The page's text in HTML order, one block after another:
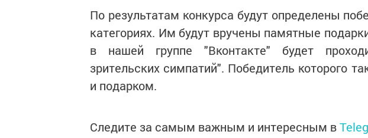
По результатам конкурса будут определены
категориях. Им будут вручены памятные
в нашей группе "Вконтакте" будет
зрительских симпатий". Победитель которого
и подарком.
Следите за самым важным и интересным в